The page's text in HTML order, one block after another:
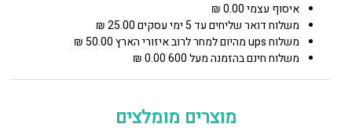
איסוף עצמי 0.00 ₪
משלוח דואר שליחים עד 5 ימי עסקים 25.00 ₪
משלוח ups מהיום למחר לרוב איזורי הארץ 50.00 ₪
משלוח חינם בהזמנה מעל 600 0.00 ₪
מוצרים מומלצים